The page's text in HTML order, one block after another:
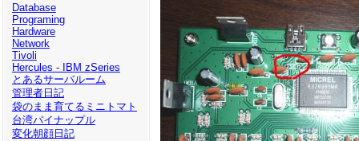
Database
Programing
Hardware
Network
Tivoli
Hercules - IBM zSeries
とあるサーバルーム
管理者日記
袋のまま育てるミニトマト
台湾パイナップル
変化朝顔日記